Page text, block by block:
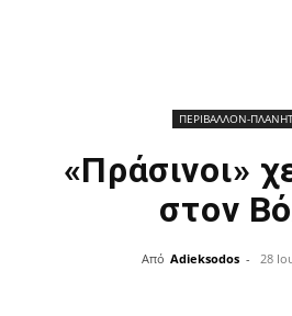
ΠΕΡΙΒΑΛΛΟΝ-
«Πράσινοι»
στον
Από Adieksodos - 28